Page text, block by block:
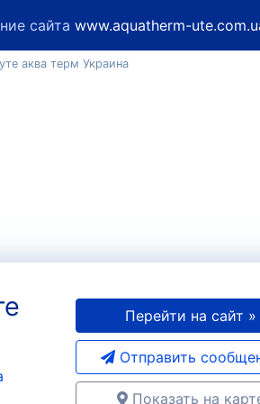
сайта www.aquatherm-
аква терм Украина
Перейти на сайт »
Отправить
Показать на